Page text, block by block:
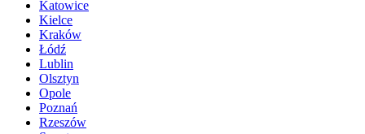
Katowice
Kielce
Kraków
Łódź
Lublin
Olsztyn
Opole
Poznań
Rzeszów